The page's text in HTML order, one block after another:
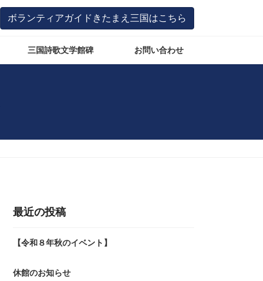
ボランティアガイドきたまえ三国はこちら
三国詩歌文学館碑 お問い合わせ
最近の投稿
【令和８年秋のイベント】
休館のお知らせ